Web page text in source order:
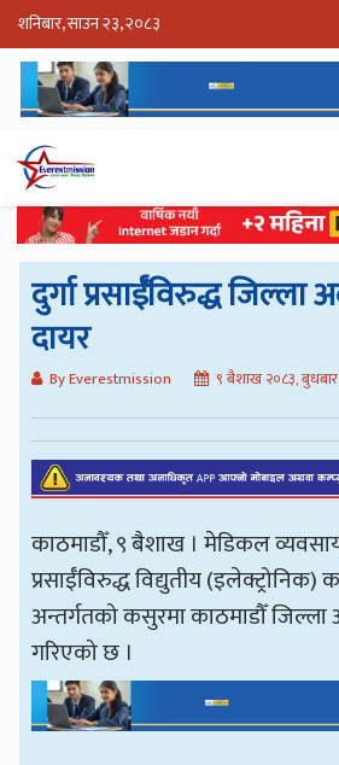
शनिबार, साउन २३, २०८३
दुर्गा प्रसाईँविरुद्ध जिल्ला
दायर
By Everestmission ९ बैशाख २०८३,
काठमाडौँ, ९ बैशाख । मेडिकल
प्रसाईँविरुद्ध विद्युतीय (इलेक्ट्रोनिक)
अन्तर्गतको कसुरमा काठमाडौँ जिल्ला
गरिएको छ ।